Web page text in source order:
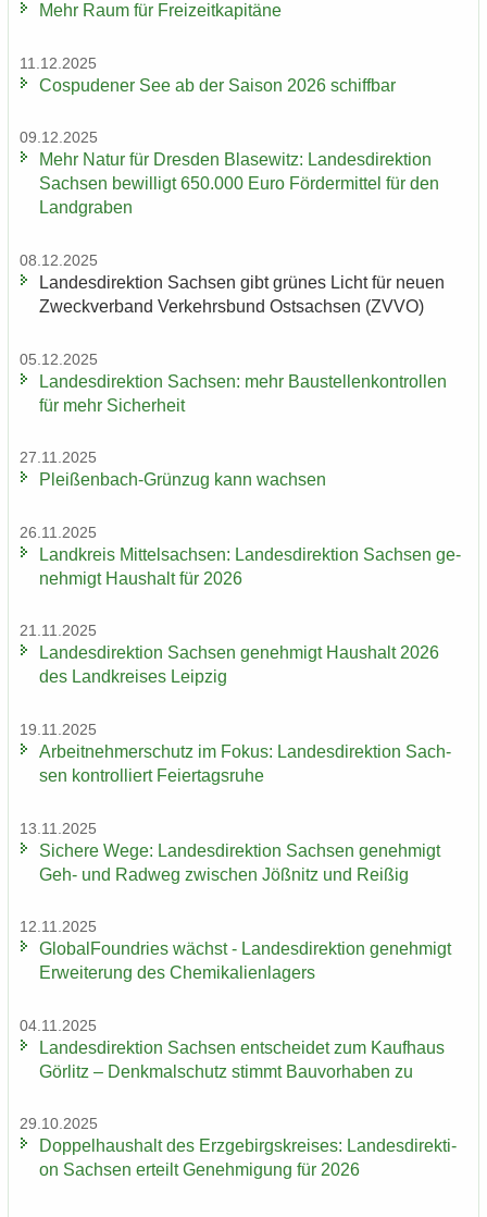
Mehr Raum für Frei­zeit­ka­pi­tä­ne
11.12.2025
Cos­pu­de­ner See ab der Sai­son 2026 schiff­bar
09.12.2025
Mehr Natur für Dres­den Bla­se­witz: Lan­des­di­rek­ti­on
Sach­sen be­wil­ligt 650.000 Euro För­der­mit­tel für den
Land­gra­ben
08.12.2025
Lan­des­di­rek­ti­on Sach­sen gibt grü­nes Licht für neuen
Zweck­ver­band Ver­kehrs­bund Ost­sach­sen (ZVVO)
05.12.2025
Lan­des­di­rek­ti­on Sach­sen: mehr Bau­stel­len­kon­trol­len
für mehr Si­cher­heit
27.11.2025
Pleißenbach-​Grünzug kann wach­sen
26.11.2025
Land­kreis Mit­tel­sach­sen: Lan­des­di­rek­ti­on Sach­sen ge­
neh­migt Haus­halt für 2026
21.11.2025
Lan­des­di­rek­ti­on Sach­sen ge­neh­migt Haus­halt 2026
des Land­krei­ses Leip­zig
19.11.2025
Ar­beit­neh­mer­schutz im Fokus: Lan­des­di­rek­ti­on Sach­
sen kon­trol­liert Fei­er­tags­ru­he
13.11.2025
Si­che­re Wege: Lan­des­di­rek­ti­on Sach­sen ge­neh­migt
Geh- und Rad­weg zwi­schen Jöß­nitz und Rei­ßig
12.11.2025
Glo­bal­Found­ries wächst - Lan­des­di­rek­ti­on ge­neh­migt
Er­wei­te­rung des Che­mi­ka­li­en­la­gers
04.11.2025
Lan­des­di­rek­ti­on Sach­sen ent­schei­det zum Kauf­haus
Gör­litz – Denk­mal­schutz stimmt Bau­vor­ha­ben zu
29.10.2025
Dop­pel­haus­halt des Erz­ge­birgs­krei­ses: Lan­des­di­rek­ti­
on Sach­sen er­teilt Ge­neh­mi­gung für 2026